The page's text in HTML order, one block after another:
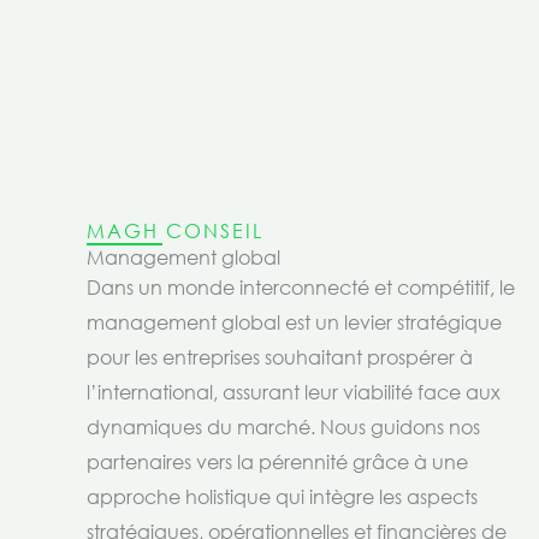
MAGH CONSEIL
Management global
Dans un monde interconnecté et compétitif, le
management global est un levier stratégique
pour les entreprises souhaitant prospérer à
l’international, assurant leur viabilité face aux
dynamiques du marché. Nous guidons nos
partenaires vers la pérennité grâce à une
approche holistique qui intègre les aspects
stratégiques, opérationnelles et financières de